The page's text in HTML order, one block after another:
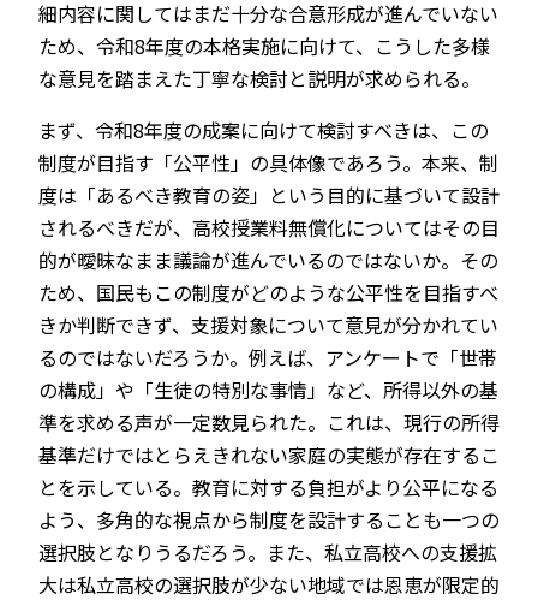
細内容に関してはまだ十分な合意形成が進んでいない
ため、令和8年度の本格実施に向けて、こうした多様
な意見を踏まえた丁寧な検討と説明が求められる。
まず、令和8年度の成案に向けて検討すべきは、この
制度が目指す「公平性」の具体像であろう。本来、制
度は「あるべき教育の姿」という目的に基づいて設計
されるべきだが、高校授業料無償化についてはその目
的が曖昧なまま議論が進んでいるのではないか。その
ため、国民もこの制度がどのような公平性を目指すべ
きか判断できず、支援対象について意見が分かれてい
るのではないだろうか。例えば、アンケートで「世帯
の構成」や「生徒の特別な事情」など、所得以外の基
準を求める声が一定数見られた。これは、現行の所得
基準だけではとらえきれない家庭の実態が存在するこ
とを示している。教育に対する負担がより公平になる
よう、多角的な視点から制度を設計することも一つの
選択肢となりうるだろう。また、私立高校への支援拡
大は私立高校の選択肢が少ない地域では恩恵が限定的